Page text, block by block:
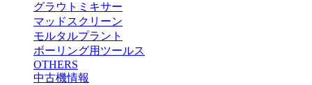
グラウトミキサー
マッドスクリーン
モルタルプラント
ボーリング用ツールス
OTHERS
中古機情報